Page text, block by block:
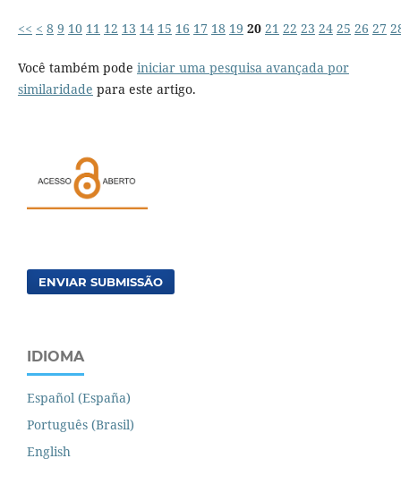
<< < 8 9 10 11 12 13 14 15 16 17 18 19 20 21 22 23 24 25 26 27
Você também pode iniciar uma pesquisa avançada por
similaridade para este artigo.
ENVIAR SUBMISSÃO
IDIOMA
Español (España)
Português (Brasil)
English